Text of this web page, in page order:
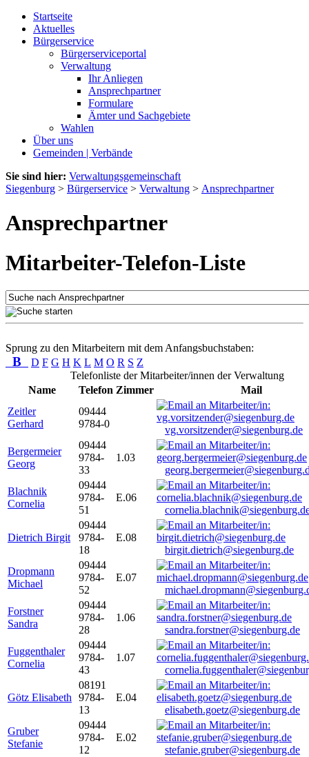
Startseite
Aktuelles
Bürgerservice
Bürgerserviceportal
Verwaltung
Ihr Anliegen
Ansprechpartner
Formulare
Ämter und Sachgebiete
Wahlen
Über uns
Gemeinden | Verbände
Sie sind hier: Verwaltungsgemeinschaft
Siegenburg > Bürgerservice > Verwaltung > Ansprechpartner
Ansprechpartner
Mitarbeiter-Telefon-Liste
Sprung zu den Mitarbeitern mit dem Anfangsbuchstaben:
B D F G H K L M O R S Z
Telefonliste der Mitarbeiter/innen der Verwaltung
Name
Telefon Zimmer
Mail
Zeitler
Gerhard
09444
9784-0
vg.vorsitzender@siegenburg.de
Bergermeier
Georg
09444
9784-
33
1.03
Blachnik
Cornelia
09444
9784-
51
E.06
Dietrich Birgit
09444
9784-
18
E.08
birgit.dietrich@siegenburg.de
Dropmann
Michael
09444
9784-
52
E.07
Forstner
Sandra
09444
9784-
28
1.06
sandra.forstner@siegenburg.de
Fuggenthaler
Cornelia
09444
9784-
43
1.07
Götz Elisabeth
08191
9784-
13
E.04
elisabeth.goetz@siegenburg.de
Gruber
Stefanie
09444
9784-
12
E.02
stefanie.gruber@siegenburg.de